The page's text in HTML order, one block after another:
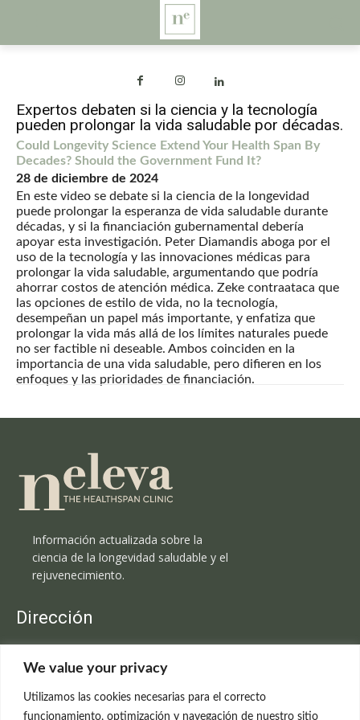
We value your privacy
Utilizamos las cookies necesarias para el correcto
funcionamiento, optimización y navegación de nuestro sitio
Expertos debaten si la ciencia y la tecnología
pueden prolongar la vida saludable por décadas.
Could Longevity Science Extend Your Health Span By
Decades? Should the Government Fund It?
28 de diciembre de 2024
En este video se debate si la ciencia de la longevidad
puede prolongar la esperanza de vida saludable durante
décadas, y si la financiación gubernamental debería
apoyar esta investigación. Peter Diamandis aboga por el
uso de la tecnología y las innovaciones médicas para
prolongar la vida saludable, argumentando que podría
ahorrar costos de atención médica. Zeke contraataca que
las opciones de estilo de vida, no la tecnología,
desempeñan un papel más importante, y enfatiza que
prolongar la vida más allá de los límites naturales puede
no ser factible ni deseable. Ambos coinciden en la
importancia de una vida saludable, pero difieren en los
enfoques y las prioridades de financiación.
Información actualizada sobre la
ciencia de la longevidad saludable y el
rejuvenecimiento.
Dirección
C/Claudio Coello, 19 - 1º
699 595 619